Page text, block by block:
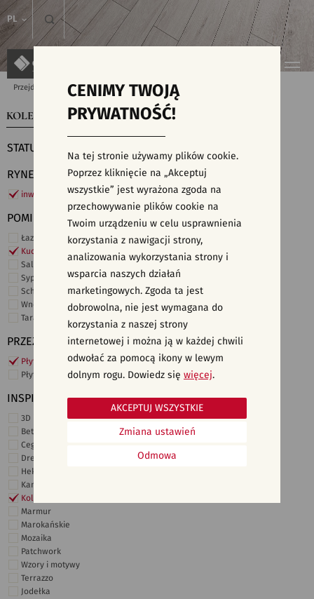
PL
Przejdź do strony głównej Kolekcje
KOLEKCJE WYSZUKIWARKA PŁYTEK
STATUS
RYNEK
inwestycje
POMIESZCZENIE
Łazienka
Kuchnia
Salon i hol
Sypialnia
Schody
Wnętrza komercyjne
Taras i ogród
PRZEZNACZENIE
Płytki ścienne
Płytki podłogowe
INSPIRACJE
3D i struktury
Beton
Cegiełki
Drewno
Heksagonalne
Kamień
Kolor
Marmur
Marokańskie
Mozaika
Patchwork
Wzory i motywy
Terrazzo
Jodełka
CENIMY TWOJĄ
PRYWATNOŚĆ!
Na tej stronie używamy plików cookie.
Poprzez kliknięcie na „Akceptuj
wszystkie” jest wyrażona zgoda na
przechowywanie plików cookie na
Twoim urządzeniu w celu usprawnienia
korzystania z nawigacji strony,
analizowania wykorzystania strony i
wsparcia naszych działań
marketingowych. Zgoda ta jest
dobrowolna, nie jest wymagana do
korzystania z naszej strony
internetowej i można ją w każdej chwili
odwołać za pomocą ikony w lewym
dolnym rogu. Dowiedz się więcej.
Odmowa
Zmiana ustawień
AKCEPTUJ WSZYSTKIE